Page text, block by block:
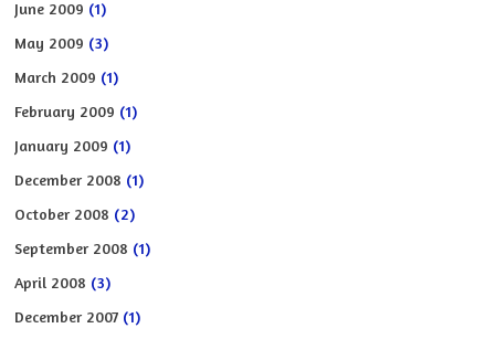
June 2009 (1)
May 2009 (3)
March 2009 (1)
February 2009 (1)
January 2009 (1)
December 2008 (1)
October 2008 (2)
September 2008 (1)
April 2008 (3)
December 2007 (1)